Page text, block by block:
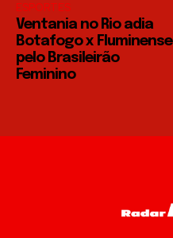
ESPORTES
Ventania no Rio adia
Botafogo x Fluminense
pelo Brasileirão
Feminino